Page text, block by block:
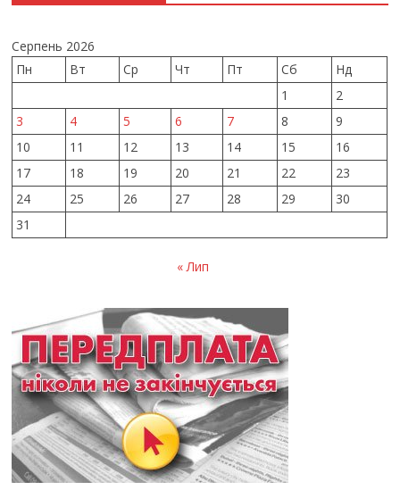
Серпень 2026
Пн
Вт Ср Чт Пт Сб
Нд
1
2
3
4 5 6 7 8
9
10
11 12 13 14 15
16
17
18 19 20 21 22
23
24
25 26 27 28 29
30
31
« Лип